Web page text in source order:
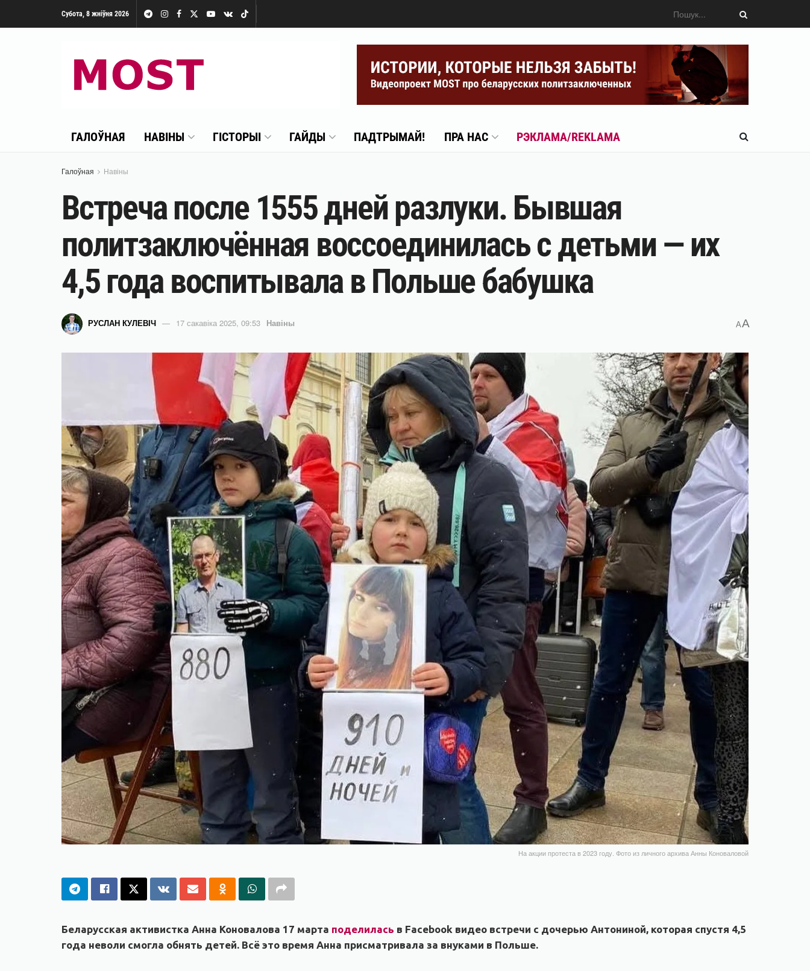
Субота, 8 жніўня 2026
ГАЛОЎНАЯ НАВІНЫ ГІСТОРЫІ ГАЙДЫ ПАДТРЫМАЙ! ПРА НАС РЭКЛАМА/REKLAMA
Галоўная Навіны
Встреча после 1555 дней разлуки. Бывшая
политзаключённая воссоединилась с детьми — их
4,5 года воспитывала в Польше бабушка
РУСЛАН КУЛЕВІЧ 17 сакавіка 2025, 09:53 Навіны AA
На акции протеста в 2023 году. Фото из личного архива Анны Коноваловой
Беларусская активистка Анна Коновалова 17 марта поделилась в Facebook видео встречи с дочерью Антониной, которая спустя 4,5
года неволи смогла обнять детей. Всё это время Анна присматривала за внуками в Польше.